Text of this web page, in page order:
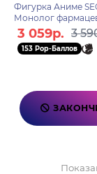
Фигурка Аниме
Монолог
Moon Fairy Ver.
3 059р. 3
153 Pop-Баллов